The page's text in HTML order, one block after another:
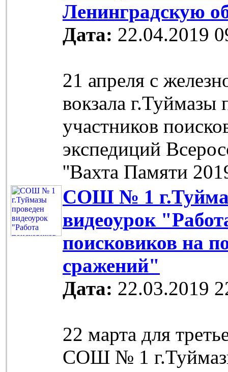
Ленинградскую
Дата: 22.04.2019
21 апреля с
вокзала г.Туймазы
участников
экспедиций
''Вахта Памяти
СОШ № 1
видеоурок
поисковиков на
сражений"
Дата: 22.03.2019
22 марта для
СОШ № 1